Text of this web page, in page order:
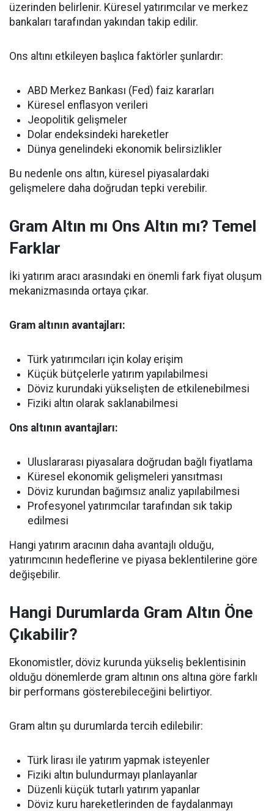
üzerinden belirlenir. Küresel yatırımcılar ve merkez
bankaları tarafından yakından takip edilir.
Ons altını etkileyen başlıca faktörler şunlardır:
ABD Merkez Bankası (Fed) faiz kararları
Küresel enflasyon verileri
Jeopolitik gelişmeler
Dolar endeksindeki hareketler
Dünya genelindeki ekonomik belirsizlikler
Bu nedenle ons altın, küresel piyasalardaki
gelişmelere daha doğrudan tepki verebilir.
Gram Altın mı Ons Altın mı? Temel
Farklar
İki yatırım aracı arasındaki en önemli fark fiyat oluşum
mekanizmasında ortaya çıkar.
Gram altının avantajları:
Türk yatırımcıları için kolay erişim
Küçük bütçelerle yatırım yapılabilmesi
Döviz kurundaki yükselişten de etkilenebilmesi
Fiziki altın olarak saklanabilmesi
Ons altının avantajları:
Uluslararası piyasalara doğrudan bağlı fiyatlama
Küresel ekonomik gelişmeleri yansıtması
Döviz kurundan bağımsız analiz yapılabilmesi
Profesyonel yatırımcılar tarafından sık takip
edilmesi
Hangi yatırım aracının daha avantajlı olduğu,
yatırımcının hedeflerine ve piyasa beklentilerine göre
değişebilir.
Hangi Durumlarda Gram Altın Öne
Çıkabilir?
Ekonomistler, döviz kurunda yükseliş beklentisinin
olduğu dönemlerde gram altının ons altına göre farklı
bir performans gösterebileceğini belirtiyor.
Gram altın şu durumlarda tercih edilebilir:
Türk lirası ile yatırım yapmak isteyenler
Fiziki altın bulundurmayı planlayanlar
Düzenli küçük tutarlı yatırım yapanlar
Döviz kuru hareketlerinden de faydalanmayı